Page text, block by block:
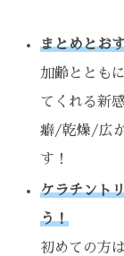
まとめとお
加齢ととも
てくれる新
癖/乾燥/広
す！
ケラチント
う！
初めての方